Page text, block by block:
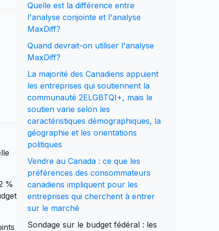
%
Quelle est la différence entre
l'analyse conjointe et l'analyse
MaxDiff?
Quand devrait-on utiliser l'analyse
MaxDiff?
La majorité des Canadiens appuient
les entreprises qui soutiennent la
communauté 2ELGBTQI+, mais le
soutien varie selon les
caractéristiques démographiques, la
géographie et les orientations
politiques
Vendre au Canada : ce que les
préférences des consommateurs
canadiens impliquent pour les
entreprises qui cherchent à entrer
sur le marché
Sondage sur le budget fédéral : les